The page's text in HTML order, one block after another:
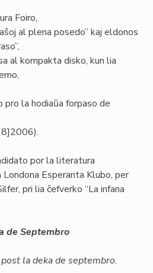
Foiro,
al plena posedo” kaj eldonos
al kompakta disko, kun lia
pro la hodiaŭa forpaso de
por la literatura
Esperanta Klubo, per
pri lia ĉefverko “La infana
de Septembro
la deka de septembro.